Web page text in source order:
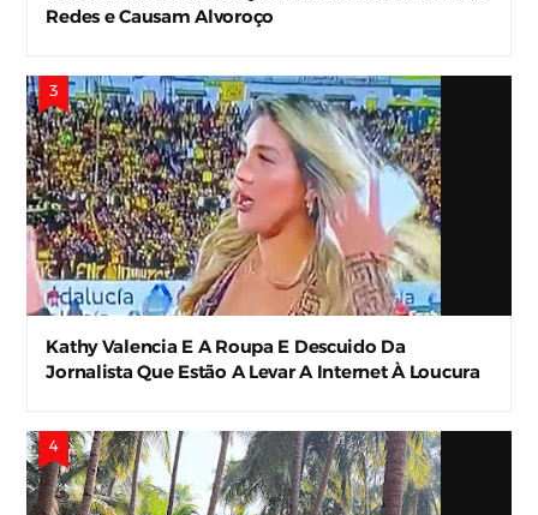
Redes e Causam Alvoroço
Kathy Valencia E A Roupa E Descuido Da
Jornalista Que Estão A Levar A Internet À Loucura